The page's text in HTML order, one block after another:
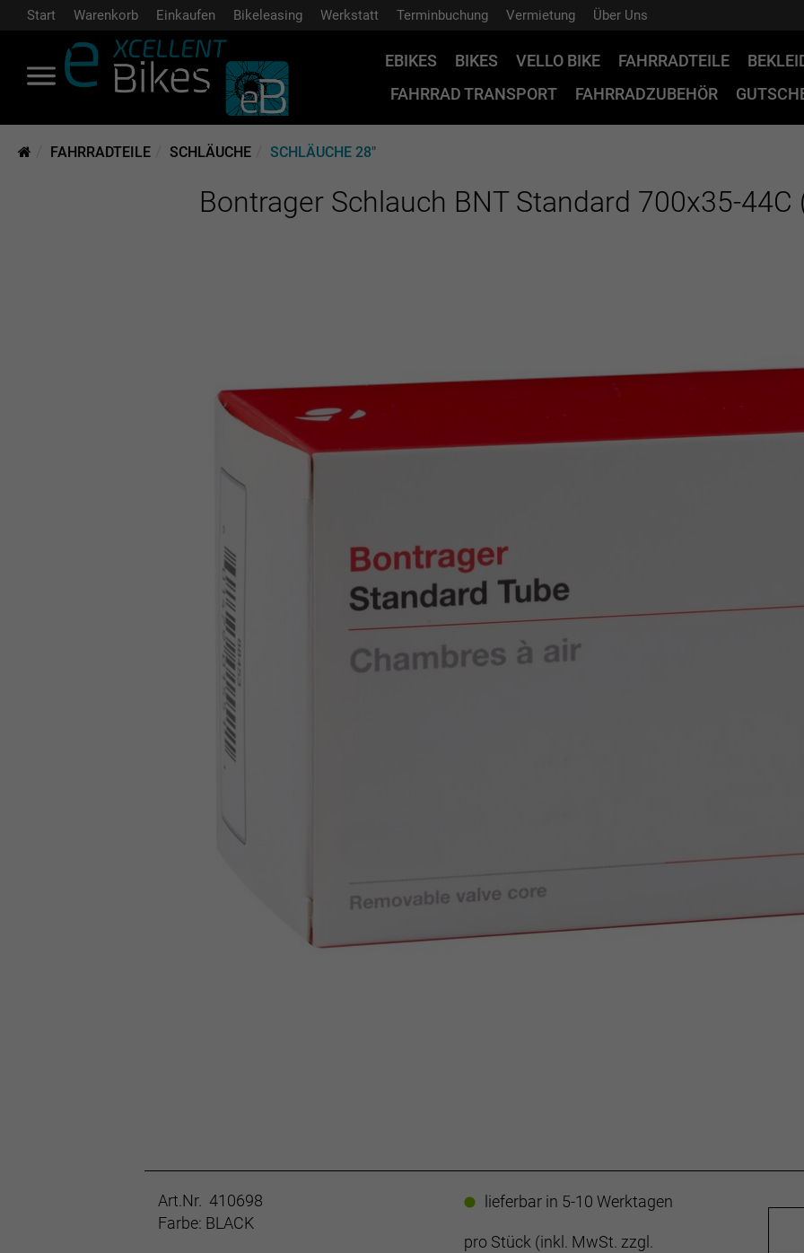
Start Warenkorb Einkaufen Bikeleasing Werkstatt Terminbuchung Vermietung Über Uns
EBIKES BIKES VELLO BIKE FAHRRADTEILE
FAHRRAD TRANSPORT
FAHRRADZUBEHÖR
FAHRRADTEILE SCHLÄUCHE SCHLÄUCHE 28"
Bontrager Schlauch BNT Standard 700x35-
Art.Nr. 410698
Farbe: BLACK
lieferbar in 5-10 Werktagen
pro Stück (inkl. MwSt. zzgl.